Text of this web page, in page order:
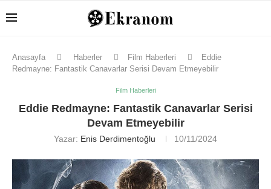
Anasayfa Haberler Film Haberleri
Eddie
Redmayne: Fantastik Canavarlar Serisi Devam Etmeyebilir
Film Haberleri
Eddie Redmayne: Fantastik Canavarlar Serisi
Devam Etmeyebilir
Yazar: Enis Derdimentoğlu 10/11/2024